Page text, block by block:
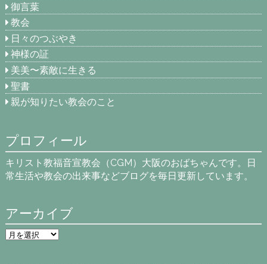
御言葉
教会
日々のつぶやき
神様の証
美美〜素敵に生きる
聖書
親が知りたい教会のこと
プロフィール
キリスト教福音宣教会（CGM）大阪のおばちゃんです。日
常生活や教会の出来事などブログを毎日更新しています。
アーカイブ
ア
ー